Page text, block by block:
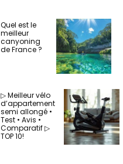
Quel est le
meilleur
canyoning
de France ?
▷ Meilleur vélo
d’appartement
semi allongé •
Test • Avis •
Comparatif ▷
TOP 10!